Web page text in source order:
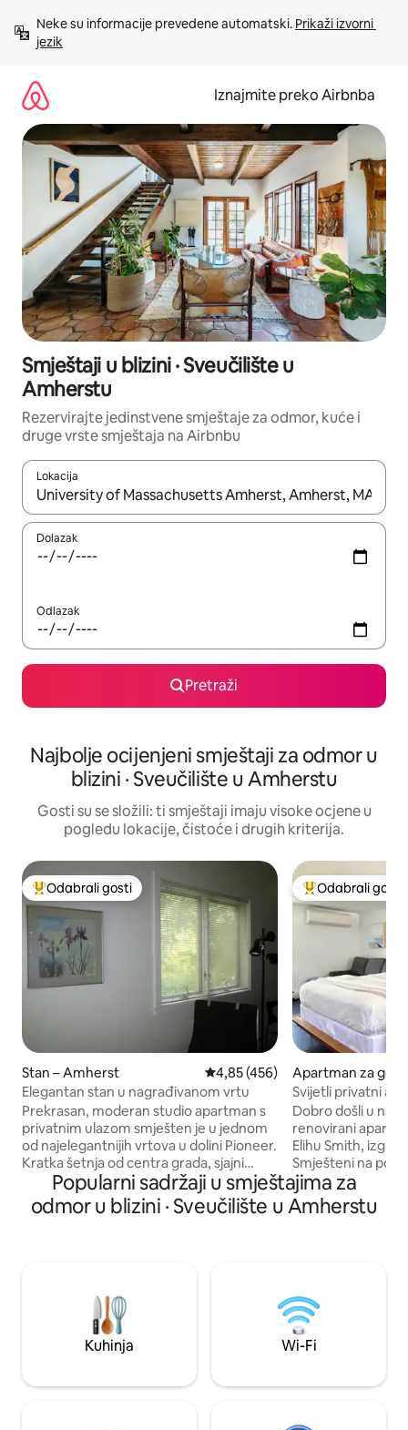
sadržaj
Neke su informacije prevedene automatski. Prikaži izvorni
jezik
Iznajmite preko Airbnba
Smještaji u blizini · Sveučilište u
Amherstu
Rezervirajte jedinstvene smještaje za odmor, kuće i
druge vrste smještaja na Airbnbu
Lokacija
Kada budu dostupni rezultati, moći ćete ih pregledati
Dolazak
Odlazak
Pretraži
Najbolje ocijenjeni smještaji za odmor u
blizini · Sveučilište u Amherstu
Gosti su se složili: ti smještaji imaju visoke ocjene u
pogledu lokacije, čistoće i drugih kriterija.
Među najviše rangiranima s oznakom „Odabrali gosti”
Odabrali gosti
Stan – Amherst Prosječna ocjena: 4,85/5,
4,85 (456)
Elegantan stan u nagrađivanom vrtu
Prekrasan, moderan studio apartman s
privatnim ulazom smješten je u jednom
od najelegantnijih vrtova u dolini Pioneer.
Kratka šetnja od centra grada, sjajni
restorani, delikatese, spa s masažnom
kadom, odlična pekara, kuća Emily
Dickinson, pivnica i Amherst Cinema, ali
vidikovac na kojem možete uživati u
raskoši cvijeća/lišća. (To je vrt s četiri
godišnja doba pa se pruža prekrasan
pogled čak i zimi.) Bračni krevet iznimno
jednostavno opremljen podovima od
Među najviše
Odabrali gosti
Apartman za
rland
Svijetli privatni
minuta od
Dobro došli u naš
renovirani
Elihu Smith,
Smješteni na
Street u
nekoliko minuta
Hadleyja,
udaljenost do
Bridgeside Café. Apartman se
profesionalno
rezervacija.
Popularni sadržaji u smještajima za
odmor u blizini · Sveučilište u Amherstu
Kuhinja Wi-Fi